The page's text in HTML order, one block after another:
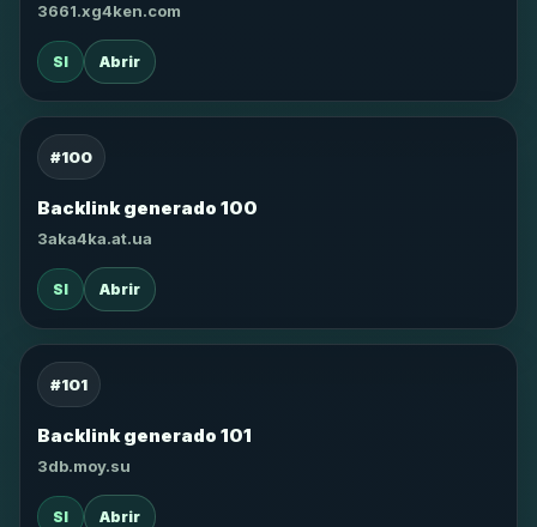
3661.xg4ken.com
SI Abrir
#100
Backlink generado 100
3aka4ka.at.ua
SI Abrir
#101
Backlink generado 101
3db.moy.su
SI Abrir